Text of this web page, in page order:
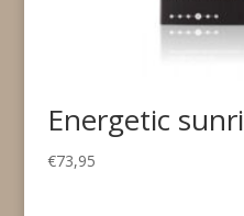
Energetic
€73,95